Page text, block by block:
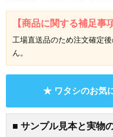
【商品に関する補足事
工場直送品のため注文確定
ん。
★ ワタシのお気
■ サンプル見本と実物